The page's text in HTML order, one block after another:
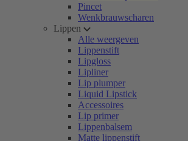
Pincet
Wenkbrauwscharen
Lippen
Alle weergeven
Lippenstift
Lipgloss
Lipliner
Lip plumper
Liquid Lipstick
Accessoires
Lip primer
Lippenbalsem
Matte lippenstift